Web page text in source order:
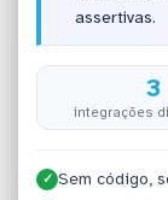
assertivas.
3
integrações
✓ Sem código,